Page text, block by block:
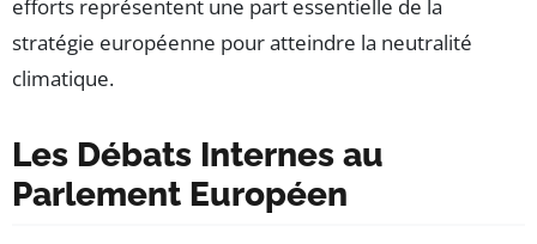
efforts représentent une part essentielle de la
stratégie européenne pour atteindre la neutralité
climatique.
Les Débats Internes au
Parlement Européen